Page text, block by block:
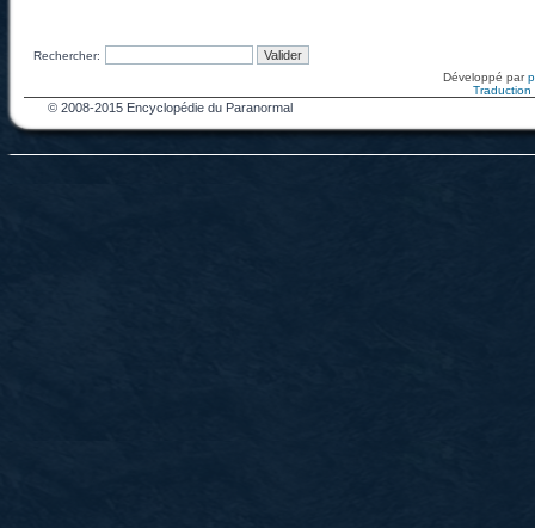
Rechercher:
Développé par
Traduction
© 2008-2015 Encyclopédie du Paranormal